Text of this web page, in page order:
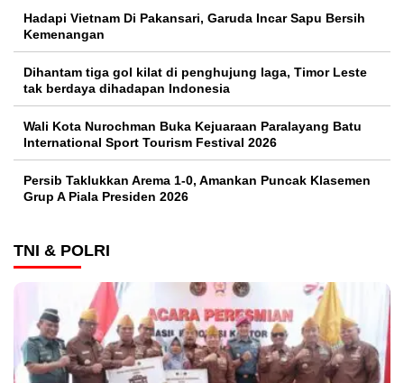
Hadapi Vietnam Di Pakansari, Garuda Incar Sapu Bersih
Kemenangan
Dihantam tiga gol kilat di penghujung laga, Timor Leste
tak berdaya dihadapan Indonesia
Wali Kota Nurochman Buka Kejuaraan Paralayang Batu
International Sport Tourism Festival 2026
Persib Taklukkan Arema 1-0, Amankan Puncak Klasemen
Grup A Piala Presiden 2026
TNI & POLRI